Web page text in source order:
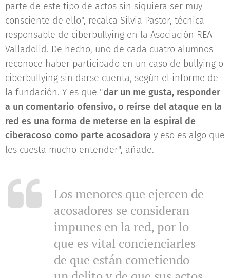
parte de este tipo de actos sin siquiera ser muy
consciente de ello", recalca Silvia Pastor, técnica
responsable de ciberbullying en la Asociación REA
Valladolid. De hecho, uno de cada cuatro alumnos
reconoce haber participado en un caso de bullying o
ciberbullying sin darse cuenta, según el informe de
la fundación. Y es que "dar un me gusta, responder
a un comentario ofensivo, o reírse del ataque en la
red es una forma de meterse en la espiral de
ciberacoso como parte acosadora y eso es algo que
les cuesta mucho entender", añade.
Los menores que ejercen de
acosadores se consideran
impunes en la red, por lo
que es vital concienciarles
de que están cometiendo